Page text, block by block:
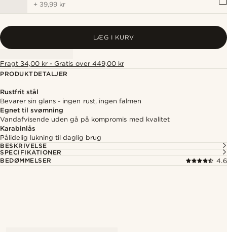
+ 39,99 kr
LÆG I KURV
Fragt 34,00 kr - Gratis over 449,00 kr
PRODUKTDETALJER
Rustfrit stål
Bevarer sin glans - ingen rust, ingen falmen
Egnet til svømning
Vandafvisende uden gå på kompromis med kvalitet
Karabinlås
Pålidelig lukning til daglig brug
BESKRIVELSE
SPECIFIKATIONER
BEDØMMELSER
4.6